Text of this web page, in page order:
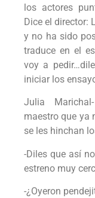
los actores
Dice el director:
y no ha sido
traduce en el
voy a
iniciar los
Julia
maestro que ya
se les hinchan
-Diles que así
estreno muy
-¿Oyeron